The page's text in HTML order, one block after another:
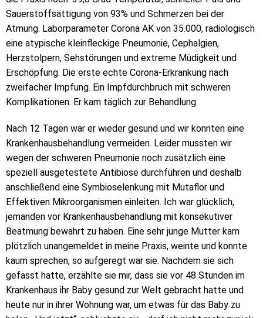
Sauerstoffsättigung von 93% und Schmerzen bei der
Atmung. Laborparameter Corona AK von 35.000, radiologisch
eine atypische kleinfleckige Pneumonie, Cephalgien,
Herzstolpern, Sehstörungen und extreme Müdigkeit und
Erschöpfung. Die erste echte Corona-Erkrankung nach
zweifacher Impfung. Ein Impfdurchbruch mit schweren
Komplikationen. Er kam täglich zur Behandlung.
Nach 12 Tagen war er wieder gesund und wir konnten eine
Krankenhausbehandlung vermeiden. Leider mussten wir
wegen der schweren Pneumonie noch zusätzlich eine
speziell ausgetestete Antibiose durchführen und deshalb
anschließend eine Symbioselenkung mit Mutaflor und
Effektiven Mikroorganismen einleiten. Ich war glücklich,
jemanden vor Krankenhausbehandlung mit konsekutiver
Beatmung bewahrt zu haben. Eine sehr junge Mutter kam
plötzlich unangemeldet in meine Praxis, weinte und konnte
kaum sprechen, so aufgeregt war sie. Nachdem sie sich
gefasst hatte, erzählte sie mir, dass sie vor 48 Stunden im
Krankenhaus ihr Baby gesund zur Welt gebracht hatte und
heute nur in ihrer Wohnung war, um etwas für das Baby zu